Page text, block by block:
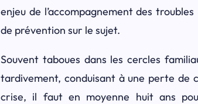
enjeu de l’accompagnement des
de prévention sur le sujet.
Souvent taboues dans les cercles
tardivement, conduisant à une perte de
crise, il faut en moyenne huit ans